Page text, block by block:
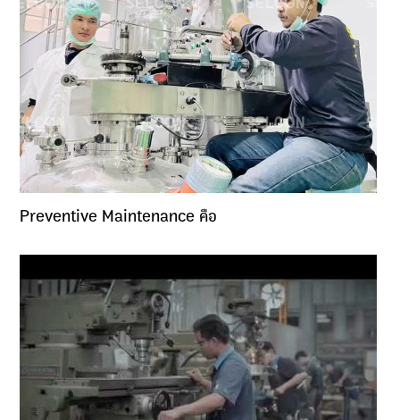
Preventive Maintenance คือ